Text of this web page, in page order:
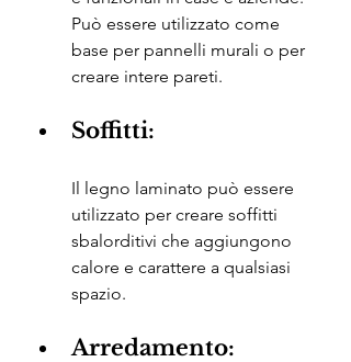
Può essere utilizzato come
base per pannelli murali o per
creare intere pareti.
Soffitti:
Il legno laminato può essere
utilizzato per creare soffitti
sbalorditivi che aggiungono
calore e carattere a qualsiasi
spazio.
Arredamento: